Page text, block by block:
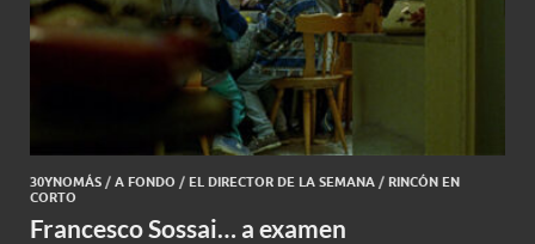
30YNOMÁS / A FONDO / EL DIRECTOR DE LA SEMANA / RINCÓN EN
CORTO
Francesco Sossai… a examen